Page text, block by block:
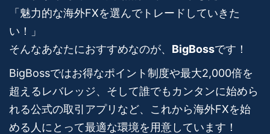
「魅力的な海外FXを選んでトレードしていきた
い！」
そんなあなたにおすすめなのが、 BigBossです！
BigBossではお得なポイント制度や最大2,000倍を
超えるレバレッジ、そして誰でもカンタンに始めら
れる公式の取引アプリなど、これから海外FXを始
める人にとって最適な環境を用意しています！